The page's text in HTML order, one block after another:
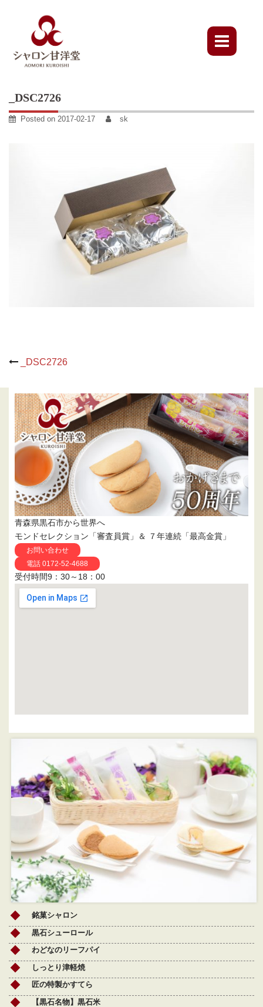
_DSC2726
Posted on 2017-02-17 sk
Post_DSC2726
青森県黒石市から世界へ
モンドセレクション「審査員賞」＆ ７年連続「最高金賞」
お問い合わせ
電話 0172-52-4688
受付時間9：30～18：00
銘菓シャロン
黒石シューロール
わどなのリーフパイ
しっとり津軽焼
匠の特製かすてら
【黒石名物】黒石米